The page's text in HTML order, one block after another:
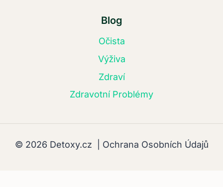
Blog
Očista
Výživa
Zdraví
Zdravotní Problémy
© 2026 Detoxy.cz | Ochrana Osobních Údajů